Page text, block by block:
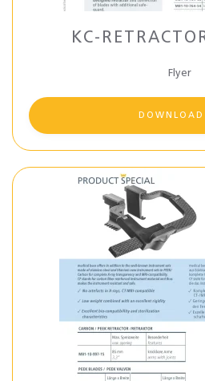
KC-
Flyer
DOWNLOAD